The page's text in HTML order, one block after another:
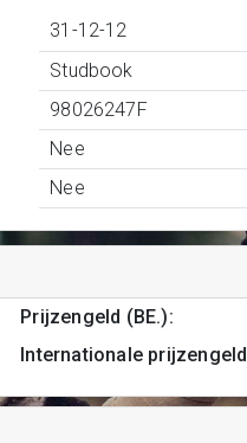
31-12-12
Studbook
98026247F
Nee
Nee
Prijzengeld (BE.):
Internationale prijzengeld